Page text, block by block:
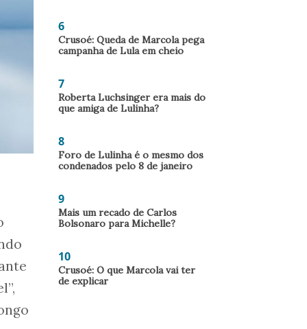
6
Crusoé: Queda de Marcola pega
campanha de Lula em cheio
7
Roberta Luchsinger era mais do
que amiga de Lulinha?
8
Foro de Lulinha é o mesmo dos
condenados pelo 8 de janeiro
9
Mais um recado de Carlos
Bolsonaro para Michelle?
10
Crusoé: O que Marcola vai ter
de explicar